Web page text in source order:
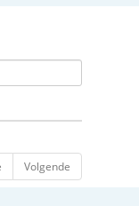
Volgende